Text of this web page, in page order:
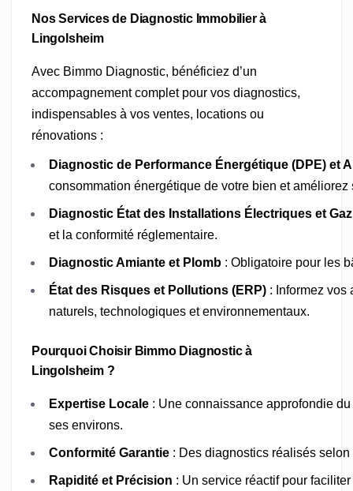
Nos Services de Diagnostic Immobilier à
Lingolsheim
Avec Bimmo Diagnostic, bénéficiez d’un
accompagnement complet pour vos diagnostics,
indispensables à vos ventes, locations ou
rénovations :
Diagnostic de Performance Énergétique (DPE) et
consommation énergétique de votre bien et améliorez
Diagnostic État des Installations Électriques et Gaz
et la conformité réglementaire.
Diagnostic Amiante et Plomb : Obligatoire pour les
État des Risques et Pollutions (ERP) : Informez vos
naturels, technologiques et environnementaux.
Pourquoi Choisir Bimmo Diagnostic à
Lingolsheim ?
Expertise Locale : Une connaissance approfondie
ses environs.
Conformité Garantie : Des diagnostics réalisés
Rapidité et Précision : Un service réactif pour